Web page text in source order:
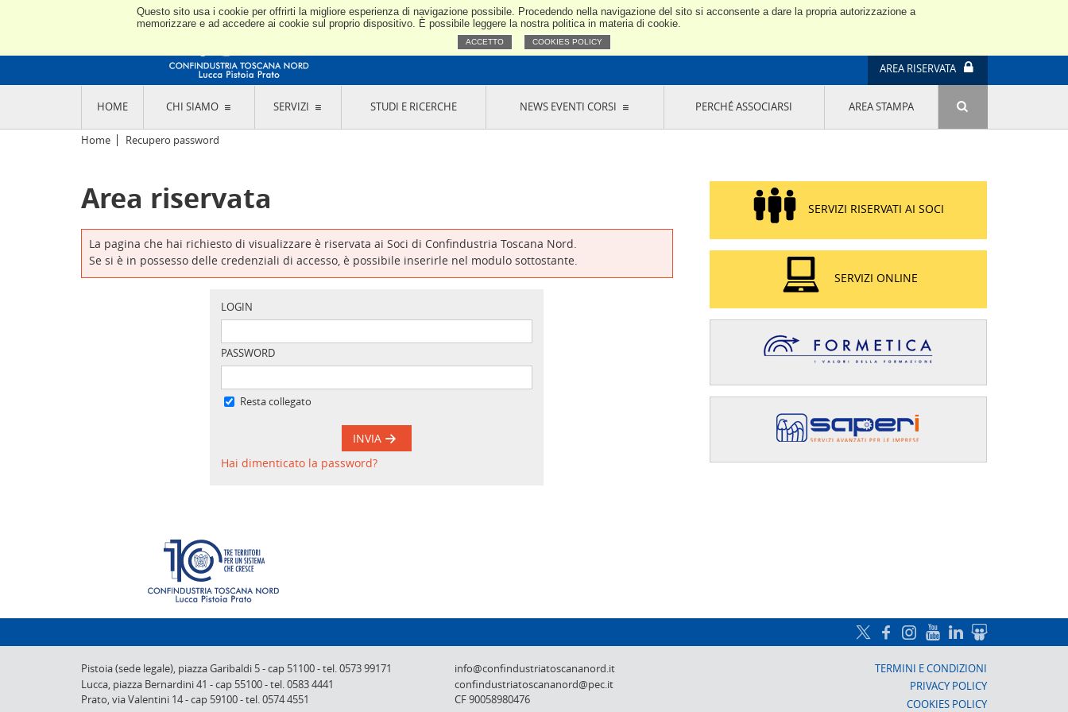
Questo sito usa i cookie per offrirti la migliore esperienza di navigazione possibile. Procedendo nella navigazione del sito si acconsente a dare la propria autorizzazione a
memorizzare e ad accedere ai cookie sul proprio dispositivo. È possibile leggere la nostra politica in materia di cookie.
ACCETTO COOKIES POLICY
Confindustria Toscana Nord
AREA RISERVATA
HOME CHI SIAMO
L'ASSOCIAZIONE
CODICE ETICO E DEI VALORI ASSOCIATIVI
TRASPARENZA CONTRIBUTI PUBBLICI
L'INDUSTRIA E IL TERRITORIO DI LUCCA,
PISTOIA E PRATO
SEDI E CONTATTI
ABOUT US
DESIGNAZIONE
ORGANI DI CONTROLLO
COMITATO PICCOLA
INDUSTRIA
GRUPPI DI ACQUISTO
EDIZIONE
PROGETTO LU.ME.
IL MANAGER DELLA SOSTENIBILITÀ NEL
DISTRETTO TESSILE PRATESE
GRUPPO IMPRENDITORIA FEMMINILE
SOSTENIBILITÀ
SERVIZI STUDI E RICERCHE NEWS EVENTI CORSI PERCHÉ ASSOCIARSI AREA STAMPA
Home Recupero password
Area riservata
La pagina che hai richiesto di visualizzare è riservata ai Soci di Confindustria Toscana Nord.
Se si è in possesso delle credenziali di accesso, è possibile inserirle nel modulo sottostante.
LOGIN
PASSWORD
Resta collegato
INVIA
Hai dimenticato la password?
SERVIZI RISERVATI AI SOCI
SERVIZI ONLINE
Pistoia (sede legale), piazza Garibaldi 5-cap 51100-tel. 0573 99171
Lucca, piazza Bernardini 41 -cap 55100-tel. 0583 4441
Prato,via Valentini 14-cap 59100-tel. 0574 4551
info@confindustriatoscananord.it
confindustriatoscananord@pec.it
CF 90058980476
TERMINI E CONDIZIONI
PRIVACY POLICY
COOKIES POLICY